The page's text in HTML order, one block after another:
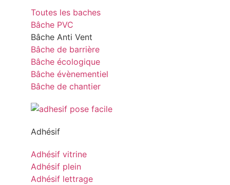
Toutes les baches
Bâche PVC
Bâche Anti Vent
Bâche de barrière
Bâche écologique
Bâche évènementiel
Bâche de chantier
Adhésif
Adhésif vitrine
Adhésif plein
Adhésif lettrage